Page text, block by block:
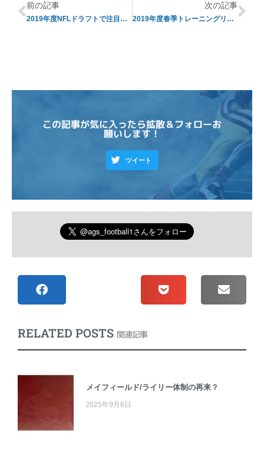
前の記事
2019年度NFLドラフトで注目の選手たち【DL編】
次の記事
2019年度春季トレーニングリポート【その6】
この記事が気に入ったら拡散＆フォローお
願いします！
ツイート
RELATED POSTS 関連記事
メイフィールド/ライリー体制の再来？
2025年9月6日